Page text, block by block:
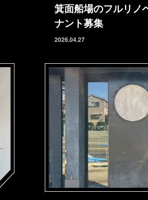
箕面船場のフルリノ
ナント募集
2026.04.27